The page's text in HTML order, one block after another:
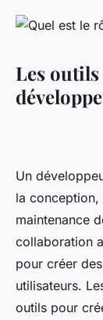
Les
Un
la
maintenance
collaboration
pour créer
utilisateurs.
outils pour